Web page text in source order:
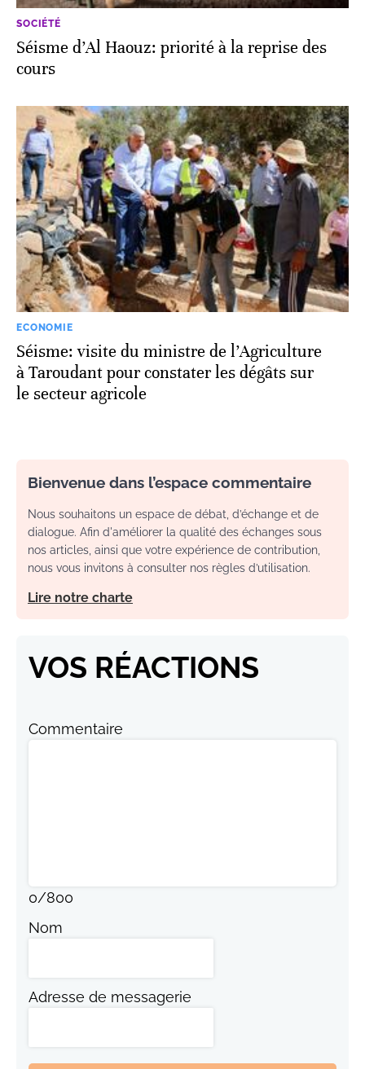
SOCIÉTÉ
Séisme d’Al Haouz: priorité à la reprise des
cours
ECONOMIE
Séisme: visite du ministre de l’Agriculture
à Taroudant pour constater les dégâts sur
le secteur agricole
Bienvenue dans l’espace commentaire
Nous souhaitons un espace de débat, d’échange et de
dialogue. Afin d'améliorer la qualité des échanges sous
nos articles, ainsi que votre expérience de contribution,
nous vous invitons à consulter nos règles d’utilisation.
Lire notre charte
VOS RÉACTIONS
Commentaire
0/800
Nom
Adresse de messagerie